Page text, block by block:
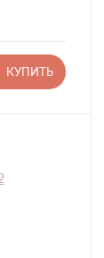
КУПИТЬ